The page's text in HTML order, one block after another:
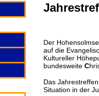
Der
auf die
Kultureller
bundesweite C
Das
Situation in der